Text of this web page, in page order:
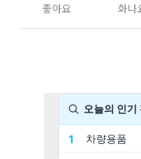
좋아요 화나